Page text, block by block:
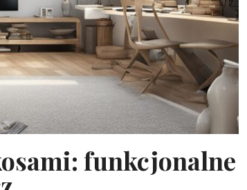
funkcjonalne